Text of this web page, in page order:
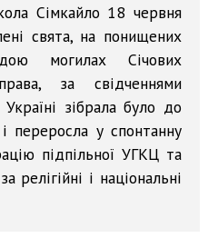
Сімкайло 18 червня
свята, на понищених
могилах Січових
за свідченнями
зібрала було до
переросла у спонтанну
підпільної УГКЦ та
релігійні і національні